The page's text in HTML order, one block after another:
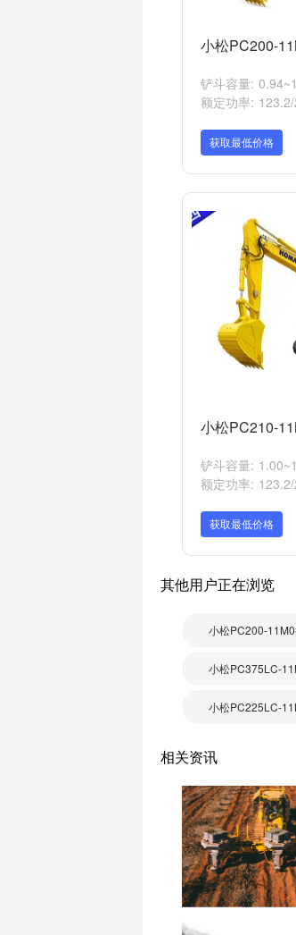
小松PC200-
铲斗容量:
额定功率:
获取最低价格
小松PC210-
铲斗容量:
额定功率:
获取最低价格
其他用户正在浏览
小松PC200-
小松PC375LC-
小松PC225LC-
相关资讯